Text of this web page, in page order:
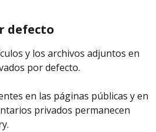
defecto
y los archivos adjuntos en
por defecto.
en las páginas públicas y en
privados permanecen